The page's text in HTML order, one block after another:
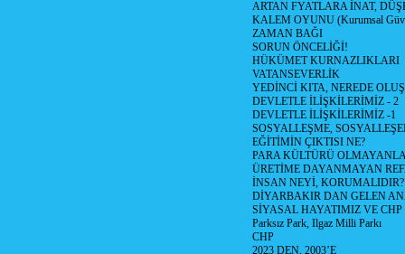
ARTAN FYATLARA İNAT,
KALEM OYUNU (Kurumsal
ZAMAN BAĞI
SORUN ÖNCELİĞİ!
HÜKÜMET KURNAZLIKLARI
VATANSEVERLİK
YEDİNCİ KITA, NEREDE
DEVLETLE İLİŞKİLERİMİZ - 2
DEVLETLE İLİŞKİLERİMİZ -1
SOSYALLEŞME,
EĞİTİMİN ÇIKTISI NE?
PARA KÜLTÜRÜ
ÜRETİME DAYANMAYAN
İNSAN NEYİ, KORUMALIDIR?
DİYARBAKIR DAN GELEN
SİYASAL HAYATIMIZ VE CHP
Parksız Park, Ilgaz Milli Parkı
CHP
2023 DEN, 2003’E